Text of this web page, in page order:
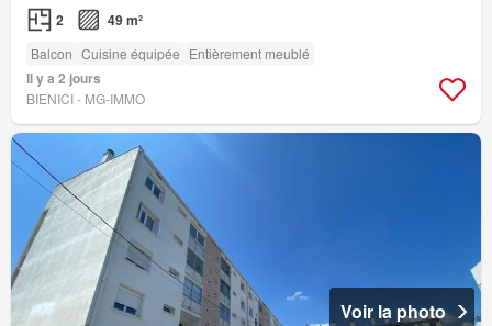
2 49 m²
Balcon Cuisine équipée Entièrement meublé
Il y a 2 jours
BIENICI - MG-IMMO
Voir la photo